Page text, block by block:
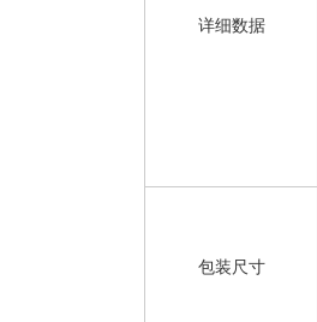
详细数据
包装尺寸